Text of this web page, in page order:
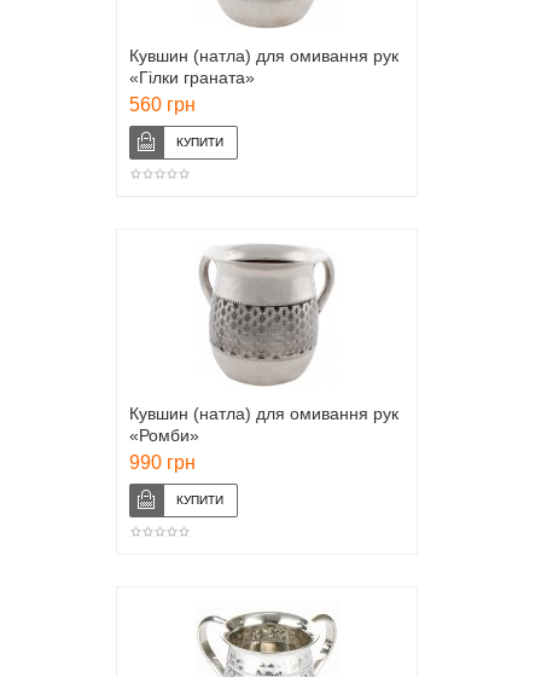
Кувшин (натла) для омивання рук
«Гілки граната»
560 грн
Кувшин (натла) для омивання рук
«Ромби»
990 грн